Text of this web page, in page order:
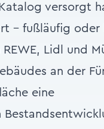
versorgt
– fußläufig
Lidl und
an der
eine